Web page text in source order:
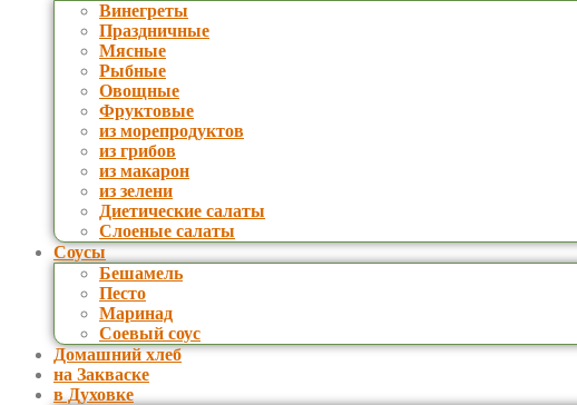
Винегреты
Праздничные
Мясные
Рыбные
Овощные
Фруктовые
из морепродуктов
из грибов
из макарон
из зелени
Диетические салаты
Слоеные салаты
Соусы
Бешамель
Песто
Маринад
Соевый соус
Домашний хлеб
на Закваске
в Духовке